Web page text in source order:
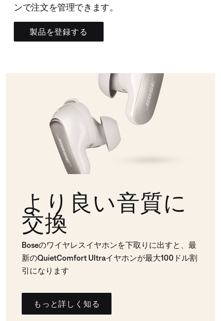
ンで注文を管理できます。
製品を登録する
より良い音質に
交換
Boseのワイヤレスイヤホンを下取りに出すと、最
新のQuietComfort Ultraイヤホンが最大100ドル割
引になります
もっと詳しく知る